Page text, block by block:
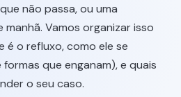
não passa, ou uma
Vamos organizar isso
é o refluxo, como ele se
que enganam), e quais
o seu caso.